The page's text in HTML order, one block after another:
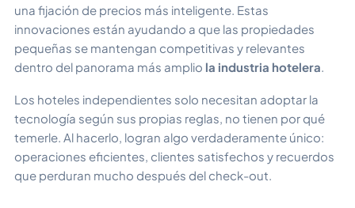
una fijación de precios más inteligente. Estas
innovaciones están ayudando a que las propiedades
pequeñas se mantengan competitivas y relevantes
dentro del panorama más amplio la industria hotelera.
Los hoteles independientes solo necesitan adoptar la
tecnología según sus propias reglas, no tienen por qué
temerle. Al hacerlo, logran algo verdaderamente único:
operaciones eficientes, clientes satisfechos y recuerdos
que perduran mucho después del check-out.